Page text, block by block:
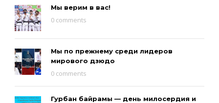
Мы верим в вас!
0 comments
Мы по прежнему среди лидеров
мирового дзюдо
0 comments
Гурбан байрамы — день милосердия и